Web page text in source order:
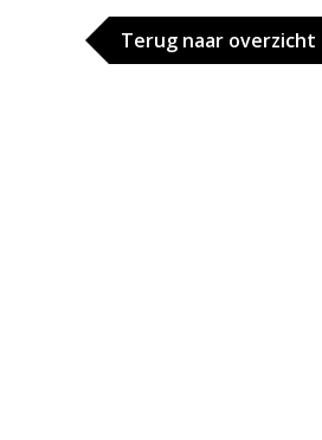
Terug naar overzicht